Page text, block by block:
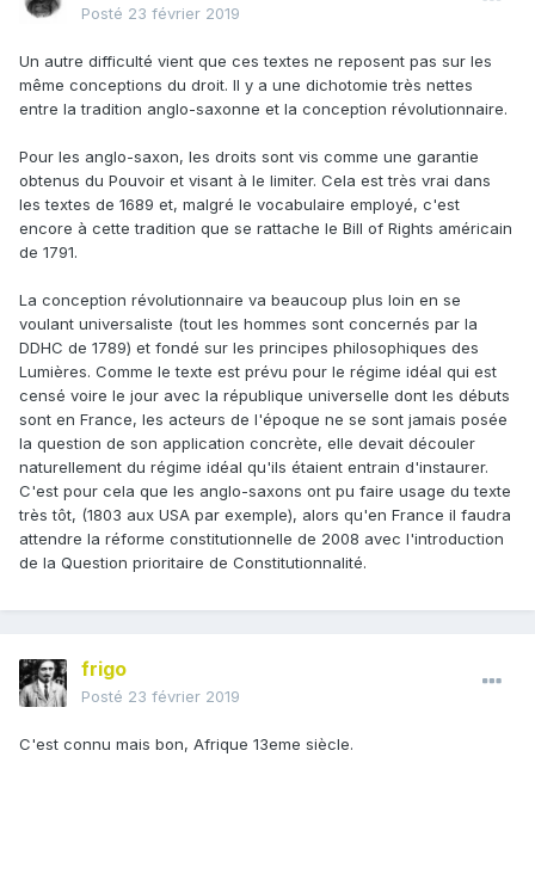
Posté 23 février 2019
Un autre difficulté vient que ces textes ne reposent pas sur les
même conceptions du droit. Il y a une dichotomie très nettes
entre la tradition anglo-saxonne et la conception révolutionnaire.
Pour les anglo-saxon, les droits sont vis comme une garantie
obtenus du Pouvoir et visant à le limiter. Cela est très vrai dans
les textes de 1689 et, malgré le vocabulaire employé, c'est
encore à cette tradition que se rattache le Bill of Rights américain
de 1791.
La conception révolutionnaire va beaucoup plus loin en se
voulant universaliste (tout les hommes sont concernés par la
DDHC de 1789) et fondé sur les principes philosophiques des
Lumières. Comme le texte est prévu pour le régime idéal qui est
censé voire le jour avec la république universelle dont les débuts
sont en France, les acteurs de l'époque ne se sont jamais posée
la question de son application concrète, elle devait découler
naturellement du régime idéal qu'ils étaient entrain d'instaurer.
C'est pour cela que les anglo-saxons ont pu faire usage du texte
très tôt, (1803 aux USA par exemple), alors qu'en France il faudra
attendre la réforme constitutionnelle de 2008 avec l'introduction
de la Question prioritaire de Constitutionnalité.
frigo
Posté 23 février 2019
C'est connu mais bon, Afrique 13eme siècle.